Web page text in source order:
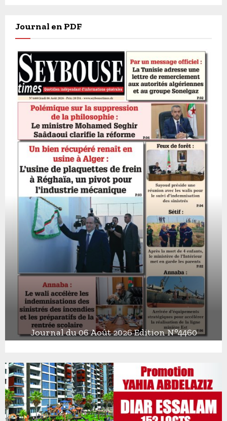
Journal en PDF
u
r
n
a
l
Journal du 06 Août 2026 Edition N°4460